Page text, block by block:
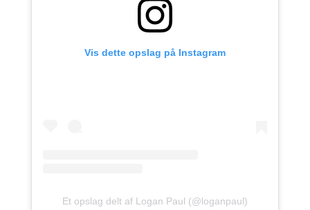
Vis dette opslag på Instagram
Et opslag delt af Logan Paul (@loganpaul)